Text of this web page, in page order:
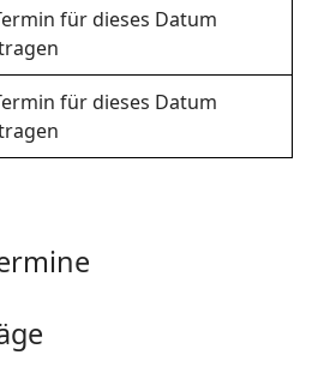
für dieses Datum
für dieses Datum